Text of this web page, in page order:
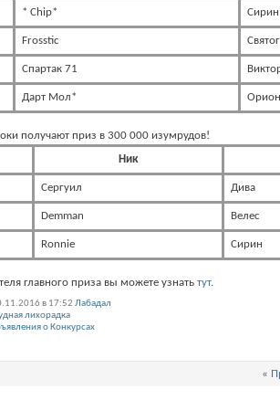
* Chip* Сирин
Frosstic
Спартак 71
Дарт Мол* Орион
получают приз в 300 000 изумрудов!
Ник
Сергуил Дива
Demman Велес
Ronnie Сирин
главного приза вы можете узнать тут.
в 17:52 Лабадал
лихорадка
о Конкурсах
«